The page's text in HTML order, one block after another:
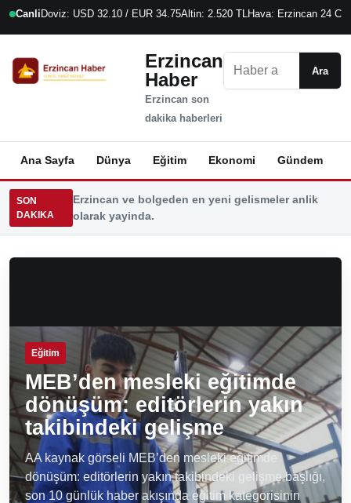
Canli Doviz: USD 32.10 / EUR 34.75Altin: 2.520 TLHava: Erzincan 24 C
Erzincan
Haber
Erzincan son
dakika haberleri
Ara
Ana Sayfa Dünya Eğitim Ekonomi Gündem
SON
DAKIKA
Erzincan ve bolgeden en yeni gelismeler anlik
olarak yayinda.
Eğitim
MEB’den mesleki eğitimde
dönüşüm: editörlerin yakın
takibindeki gelişme
AA kaynak görseli MEB’den mesleki eğitimde
dönüşüm: editörlerin yakın takibindeki gelişme başlığı,
son 10 günlük haber akışında eğitim kategorisinin